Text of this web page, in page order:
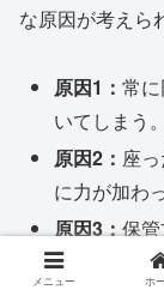
な原因が考えら
原因1：常
いてしまう。
原因2： 座
に力が加わ
原因3：保
メニュー ホ